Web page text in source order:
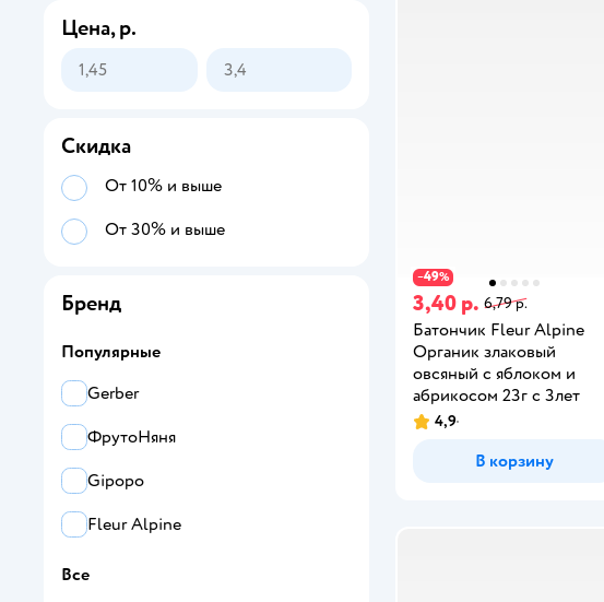
−49%
3,40 р. 6,79 р.
Батончик Fleur Alpine
Органик злаковый
овсяный с яблоком и
абрикосом 23г с 3лет
4,9
В корзину
Цена, р.
Скидка
От 10% и выше
От 30% и выше
Бренд
Популярные
Gerber
ФрутоНяня
Gipopo
Fleur Alpine
Все